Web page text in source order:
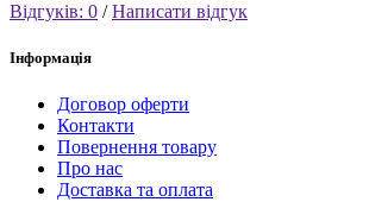
Відгуків: 0 /Написати відгук
Інформація
Договор оферти
Контакти
Повернення товару
Про нас
Доставка та оплата